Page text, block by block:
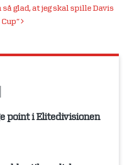
glad, at jeg skal spille Davis
Cup”
point i Elitedivisionen